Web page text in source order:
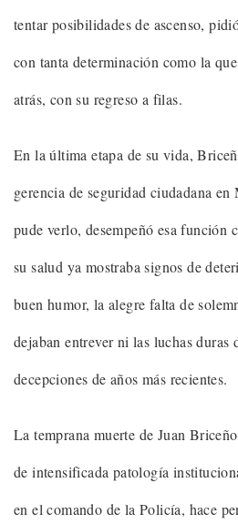
tentar posibilidades de ascenso,
con tanta determinación como la
atrás, con su regreso a filas.
En la última etapa de su vida,
gerencia de seguridad ciudadana
pude verlo, desempeñó esa función
su salud ya mostraba signos de
buen humor, la alegre falta de
dejaban entrever ni las luchas duras
decepciones de años más recientes.
La temprana muerte de Juan
de intensificada patología
en el comando de la Policía, hace